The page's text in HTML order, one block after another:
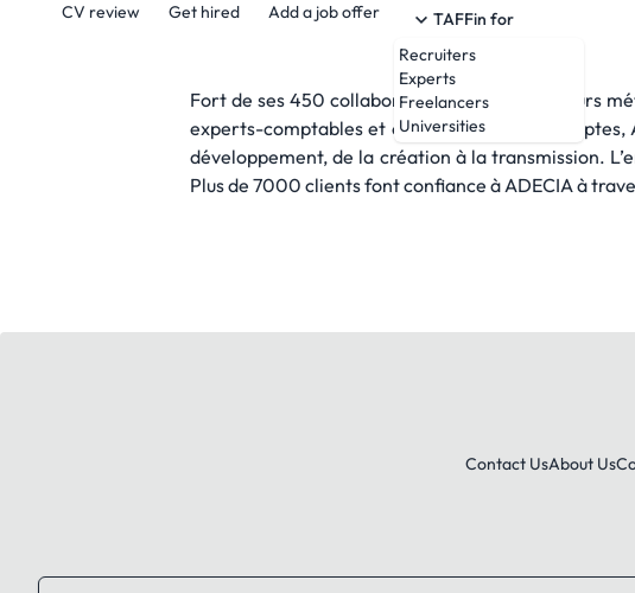
CV review Get hired Add a job offer
TAFFin for
Recruiters
Experts
Freelancers
Universities
Le groupe de conseil ADECIA, spécialisé dans
de tous secteurs, dans le développement de leurs
Fort de ses 450 collaborateurs, experts de leurs
experts-comptables et commissaires aux
développement, de la création à la transmission.
Plus de 7000 clients font confiance à ADECIA à
Contact UsAbout Us